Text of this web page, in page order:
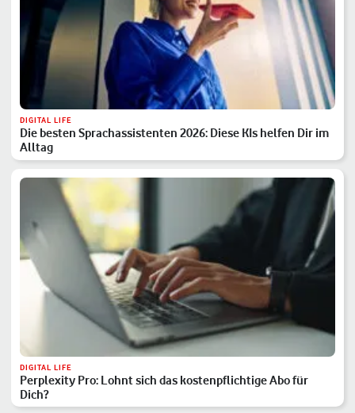
DIGITAL LIFE
Die besten Sprachassistenten 2026: Diese KIs helfen Dir im
Alltag
DIGITAL LIFE
Perplexity Pro: Lohnt sich das kostenpflichtige Abo für
Dich?